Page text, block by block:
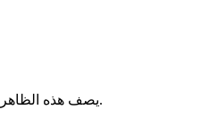
يصف هذه الظاهرة بالضبط. يرسم العلاقة بين مرور الوقت وكمية المعلومات التي تحتفظ بها — بدون مراجعة. المنحنى أُسّي: الفقدان سريع في البداية ثم يستقر.